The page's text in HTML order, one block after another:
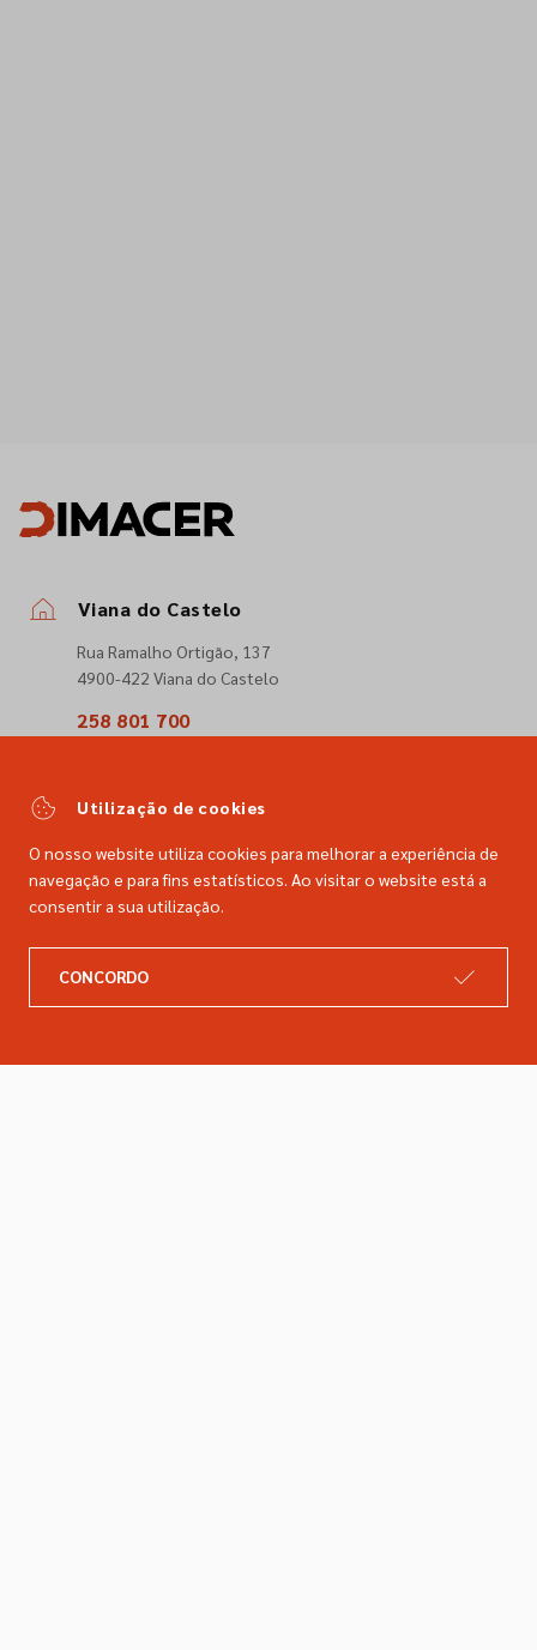
Viana do Castelo
Rua Ramalho Ortigão, 137
4900-422 Viana do Castelo
258 801 700
comercial@dimacer.com
Catálogo
Utilização de cookies
O nosso website utiliza cookies para melhorar a experiência de
navegação e para fins estatísticos. Ao visitar o website está a
consentir a sua utilização.
CONCORDO